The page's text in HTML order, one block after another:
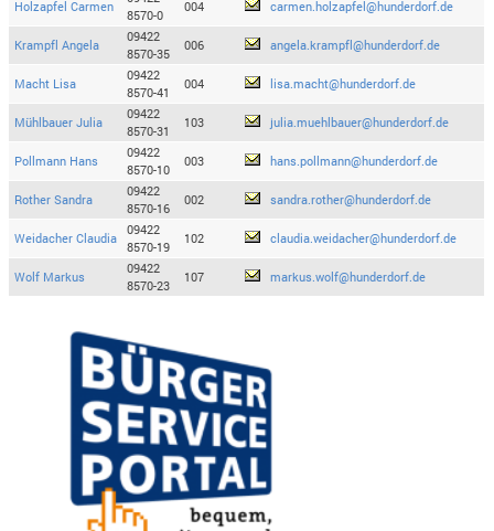
Holzapfel Carmen
8570-0
004 carmen.holzapfel@hunderdorf.de
Krampfl Angela
09422
8570-35
006 angela.krampfl@hunderdorf.de
Macht Lisa
09422
8570-41
004 lisa.macht@hunderdorf.de
Mühlbauer Julia
09422
8570-31
103 julia.muehlbauer@hunderdorf.de
Pollmann Hans
09422
8570-10
003 hans.pollmann@hunderdorf.de
Rother Sandra
09422
8570-16
002 sandra.rother@hunderdorf.de
Weidacher Claudia
09422
8570-19
102 claudia.weidacher@hunderdorf.de
Wolf Markus
09422
8570-23
107 markus.wolf@hunderdorf.de